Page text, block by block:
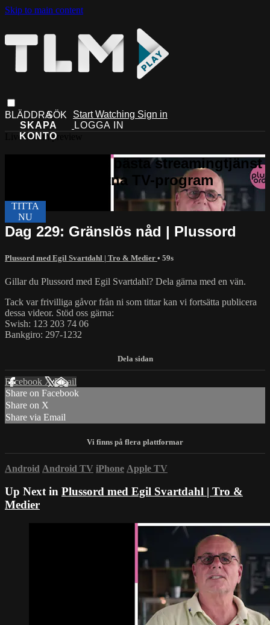
Skip to main content
Start Watching Sign in
Live stream preview
Dag 229: Gränslös nåd | Plussord
Plussord med Egil Svartdahl | Tro & Medier • 59s
Gillar du Plussord med Egil Svartdahl? Dela gärna med en vän.
Tack var frivilliga gåvor från ni som tittar kan vi fortsätta publicera
dessa videor. Stöd oss gärna:
Swish: 123 203 74 06
Bankgiro: 297-1232
Facebook XEmail
Share on Facebook
Share on X
Share via Email
Android Android TV iPhone Apple TV
Up Next in Plussord med Egil Svartdahl | Tro &
Medier